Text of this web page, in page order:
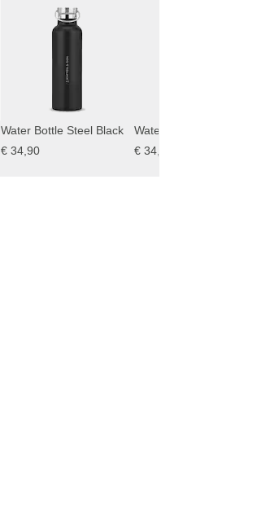
Water Bottle Steel Black
€ 34,90
Water Bottle Walnut
€ 34,90